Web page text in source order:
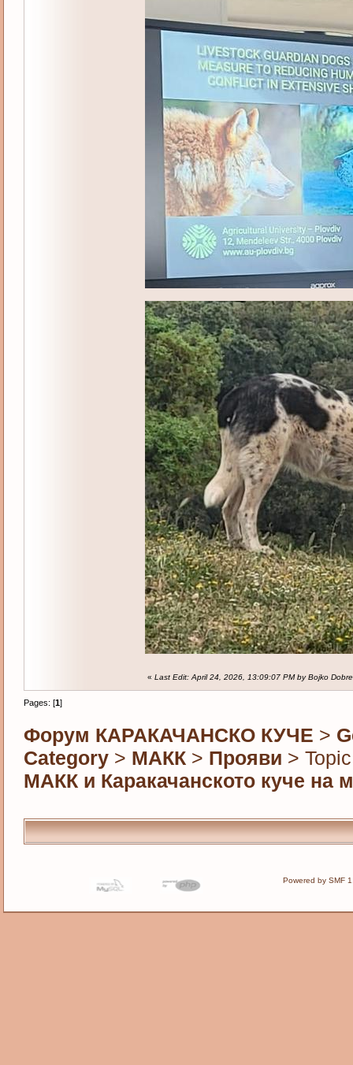
« Last Edit: April 24, 2026, 13:09:07 PM by Bojko
Pages: [1]
Форум КАРАКАЧАНСКО КУЧЕ >
Category> МАКК> Прояви >
МАКК и Каракачанското куче на
Powered by SMF